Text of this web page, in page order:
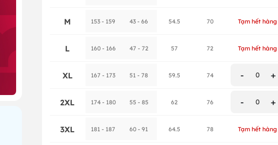
M 153 - 159 43 - 66 54.5 70 Tạm hết hàng
L 160 - 166 47 - 72 57 72 Tạm hết hàng
XL 167 - 173 51 - 78 59.5 74 - 0 +
2XL 174 - 180 55 - 85 62 76 - 0 +
3XL 181 - 187 60 - 91 64.5 78 Tạm hết hàng